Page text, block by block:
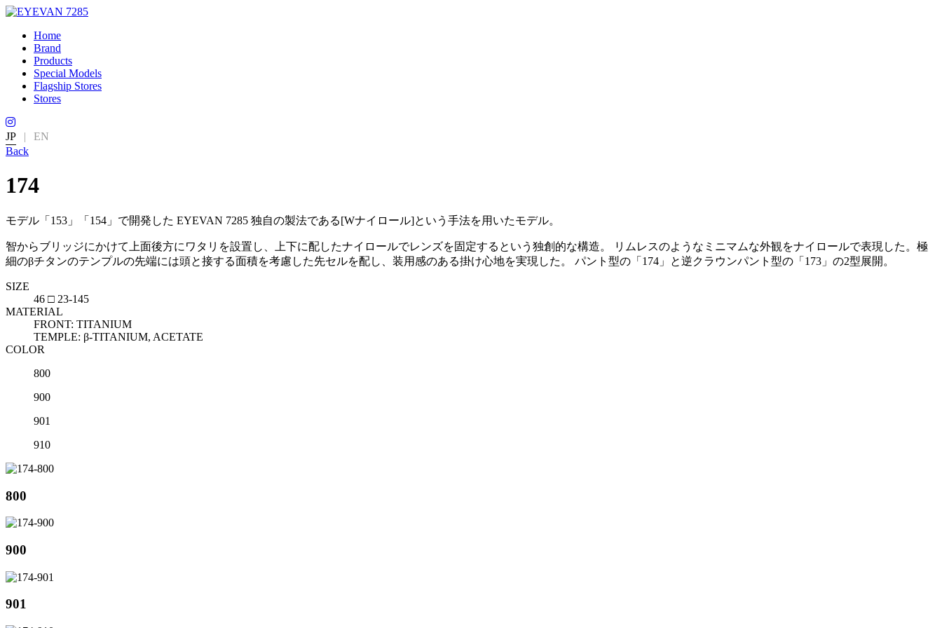
Home
Brand
Products
Special Models
Flagship Stores
Stores
JP |
EN
Back
174
モデル「153」「154」で開発した EYEVAN 7285 独自の製法である[Wナイロール]という手法を用いたモデル。
智からブリッジにかけて上面後方にワタリを設置し、上下に配したナイロールでレンズを固定するという独創的な構造。 リムレスのようなミニマムな外観をナイロールで表現した。極
細のβチタンのテンプルの先端には頭と接する面積を考慮した先セルを配し、装用感のある掛け心地を実現した。 パント型の「174」と逆クラウンパント型の「173」の2型展開。
SIZE
46 □ 23-145
MATERIAL
FRONT: TITANIUM
TEMPLE: β-TITANIUM, ACETATE
COLOR
800
900
901
910
800
900
901